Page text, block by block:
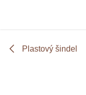
Plastový šindel